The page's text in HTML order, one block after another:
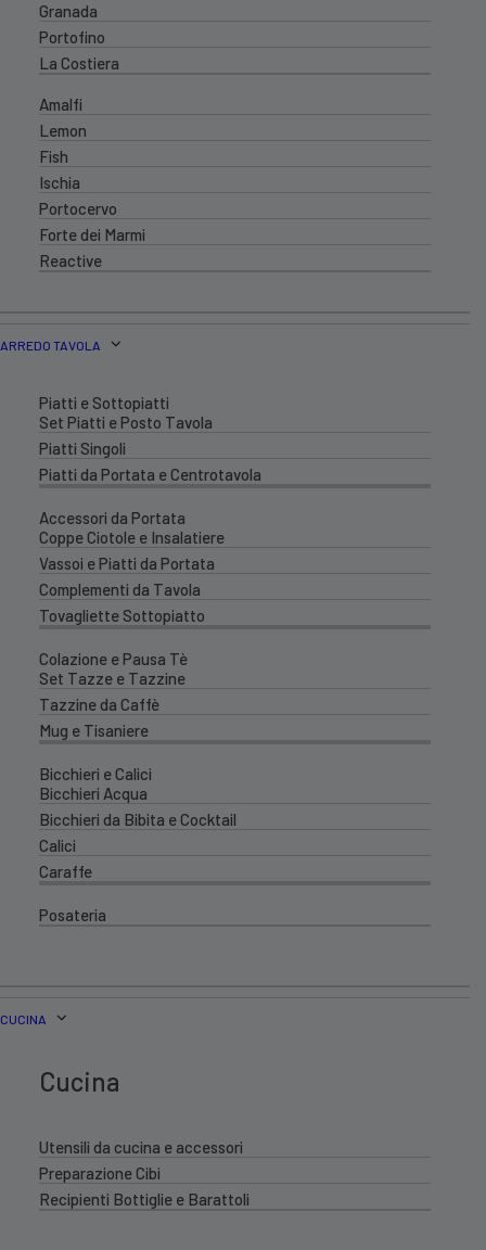
Granada
Portofino
La Costiera
Amalfi
Lemon
Fish
Ischia
Portocervo
Forte dei Marmi
Reactive
ARREDO TAVOLA
Piatti e Sottopiatti
Set Piatti e Posto Tavola
Piatti Singoli
Piatti da Portata e Centrotavola
Accessori da Portata
Coppe Ciotole e Insalatiere
Vassoi e Piatti da Portata
Complementi da Tavola
Tovagliette Sottopiatto
Colazione e Pausa Tè
Set Tazze e Tazzine
Tazzine da Caffè
Mug e Tisaniere
Bicchieri e Calici
Bicchieri Acqua
Bicchieri da Bibita e Cocktail
Calici
Caraffe
Posateria
CUCINA
Cucina
Utensili da cucina e accessori
Preparazione Cibi
Recipienti Bottiglie e Barattoli